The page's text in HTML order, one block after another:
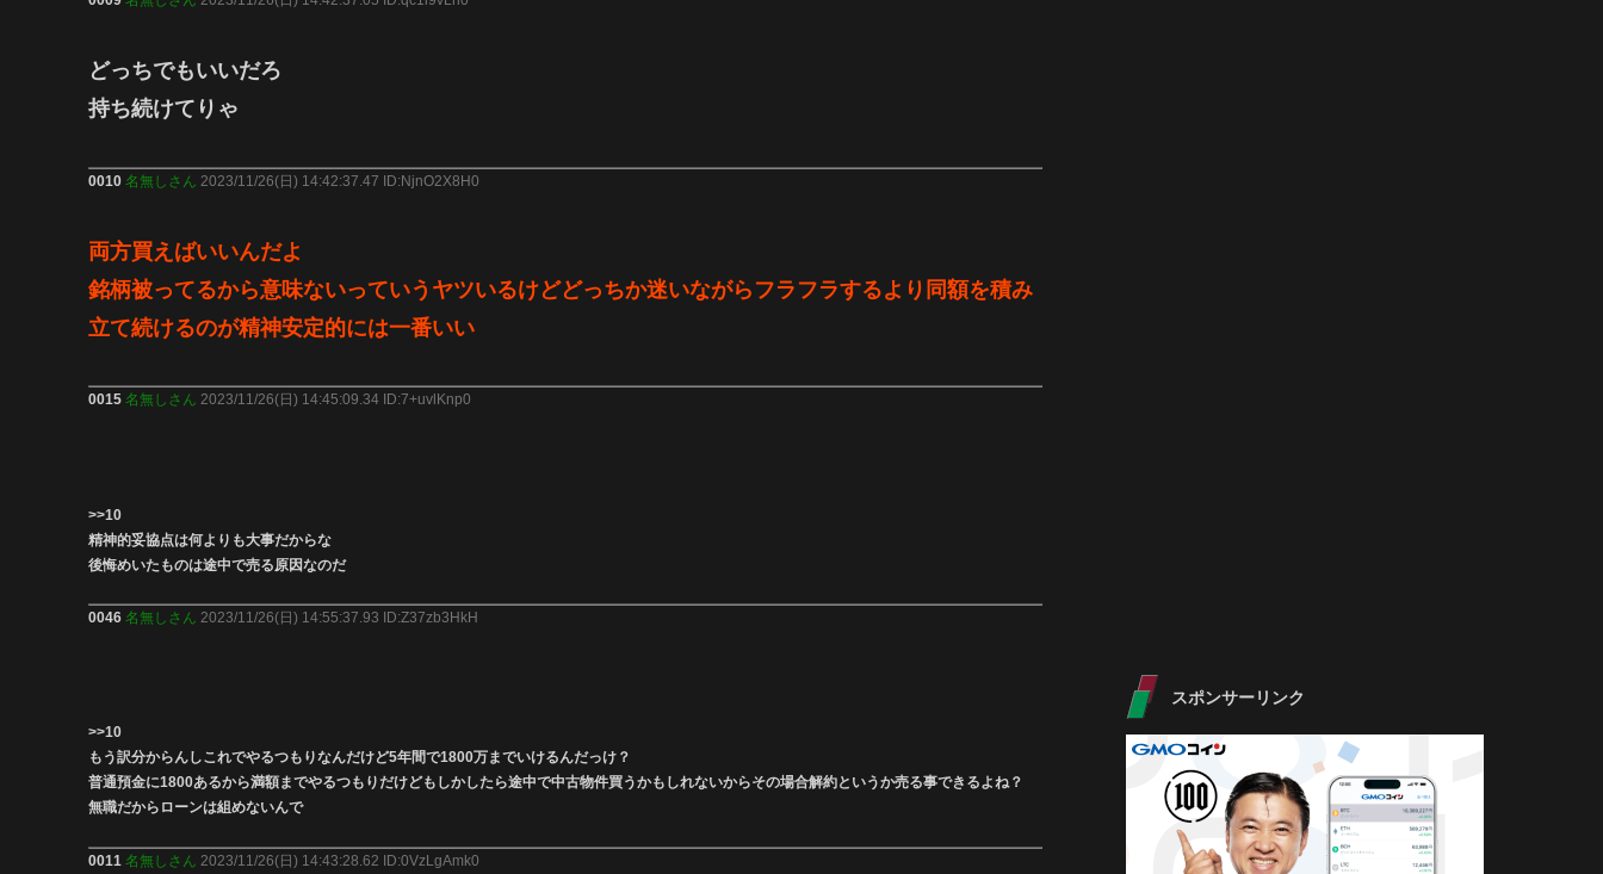
どっちでもいいだろ
持ち続けてりゃ
0010 名無しさん 2023/11/26(日) 14:42:37.47 ID:NjnO2X8H0
両方買えばいいんだよ
銘柄被ってるから意味ないっていうヤツいるけどどっちか迷いながらフラフラするより同額を積み
立て続けるのが精神安定的には一番いい
0015 名無しさん 2023/11/26(日) 14:45:09.34 ID:7+uvlKnp0
>>10
精神的妥協点は何よりも大事だからな
後悔めいたものは途中で売る原因なのだ
0046 名無しさん 2023/11/26(日) 14:55:37.93 ID:Z37zb3HkH
>>10
もう訳分からんしこれでやるつもりなんだけど5年間で1800万までいけるんだっけ？
普通預金に1800あるから満額までやるつもりだけどもしかしたら途中で中古物件買うかもしれないからその場合解約というか売る事できるよね？
無職だからローンは組めないんで
0011 名無しさん 2023/11/26(日) 14:43:28.62 ID:0VzLgAmk0
スポンサーリンク